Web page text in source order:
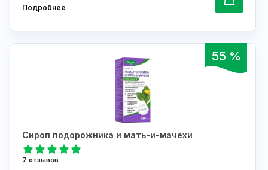
Подробнее
55 %
Сироп подорожника и мать-и-мачехи
7 отзывов